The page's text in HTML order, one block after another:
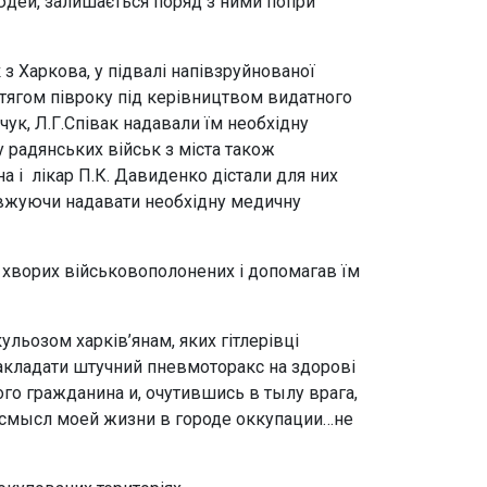
Харкова, у підвалі напівзруйнованої
півроку під керівництвом видатного
Л.Г.Співак надавали їм необхідну
радянських військ з міста також
і лікар П.К. Давиденко дістали для них
надавати необхідну медичну
хворих військовополонених і допомагав їм
харків’янам, яких гітлерівці
штучний пневмоторакс на здорові
гражданина и, очутившись в тылу врага,
моей жизни в городе оккупации…не